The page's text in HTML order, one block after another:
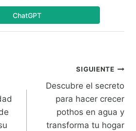
ChatGPT
SIGUIENTE
Descubre el secreto
para hacer crecer
pothos en agua y
transforma tu hogar